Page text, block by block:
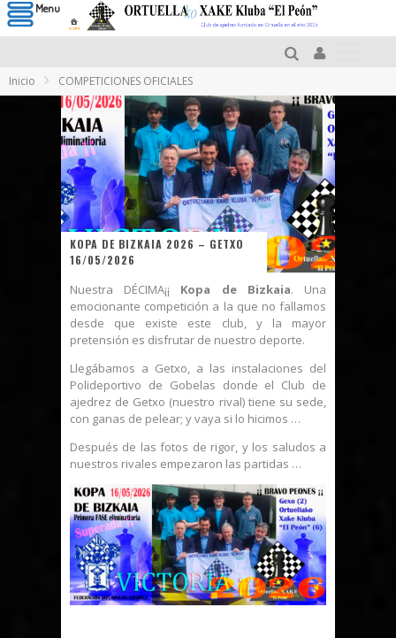
Inicio COMPETICIONES OFICIALES
KOPA DE BIZKAIA 2026 – GETXO
16/05/2026
Nuestra DÉCIMA¡¡ Kopa de Bizkaia. Una
emocionante competición a la que no fallamos
desde que existe este club, y la mayor
pretensión es disfrutar de nuestro deporte.
Llegábamos a Getxo, a las instalaciones del
Polideportivo de Gobelas donde el Club de
ajedrez de Getxo (nuestro rival) tiene su sede,
con ganas de pelear; y vaya si lo hicimos …
Después de las fotos de rigor, y los saludos a
nuestros rivales empezaron las partidas …
Menu